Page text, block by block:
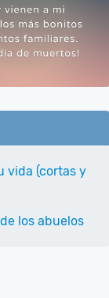
vida (cortas y
los abuelos